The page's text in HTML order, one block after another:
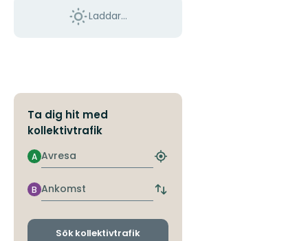
Laddar...
Ta dig hit med
kollektivtrafik
Avresa
A
Hitta
hållplats
Ankomst
B
Byt
och
Sök kollektivtrafik